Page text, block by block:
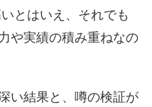
とはいえ、それでも
や実績の積み重ねなの
い結果と、噂の検証が